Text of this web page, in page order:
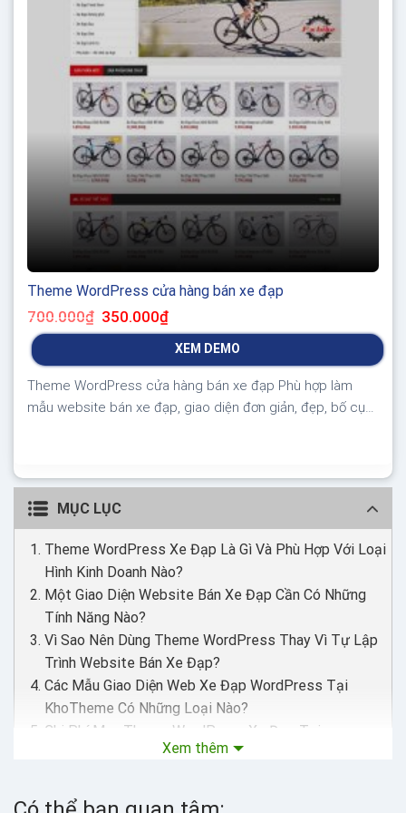
Theme WordPress cửa hàng bán xe đạp
700.000₫ Giá
gốc
là:
350.000₫Giá
tại
là:
XEM DEMO
Theme WordPress cửa hàng bán xe đạp Phù hợp làm
mẫu website bán xe đạp, giao diện đơn giản, đẹp, bố cục
MỤC LỤC
Theme WordPress Xe Đạp Là Gì Và Phù Hợp Với Loại
Hình Kinh Doanh Nào?
Một Giao Diện Website Bán Xe Đạp Cần Có Những
Tính Năng Nào?
Vì Sao Nên Dùng Theme WordPress Thay Vì Tự Lập
Trình Website Bán Xe Đạp?
Các Mẫu Giao Diện Web Xe Đạp WordPress Tại
KhoTheme Có Những Loại Nào?
Chi Phí Mua Theme WordPress Xe Đạp Tại
KhoTheme.org Là Bao Nhiêu?
KhoTheme.org Như Thế Nào?
Xem thêm